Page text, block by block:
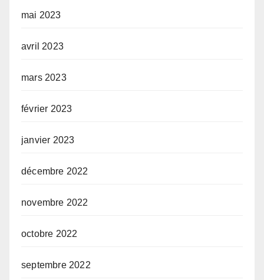
mai 2023
avril 2023
mars 2023
février 2023
janvier 2023
décembre 2022
novembre 2022
octobre 2022
septembre 2022